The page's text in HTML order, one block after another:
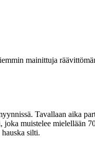
mainittuja
Tavallaan aika
muistelee mielellään
silti.